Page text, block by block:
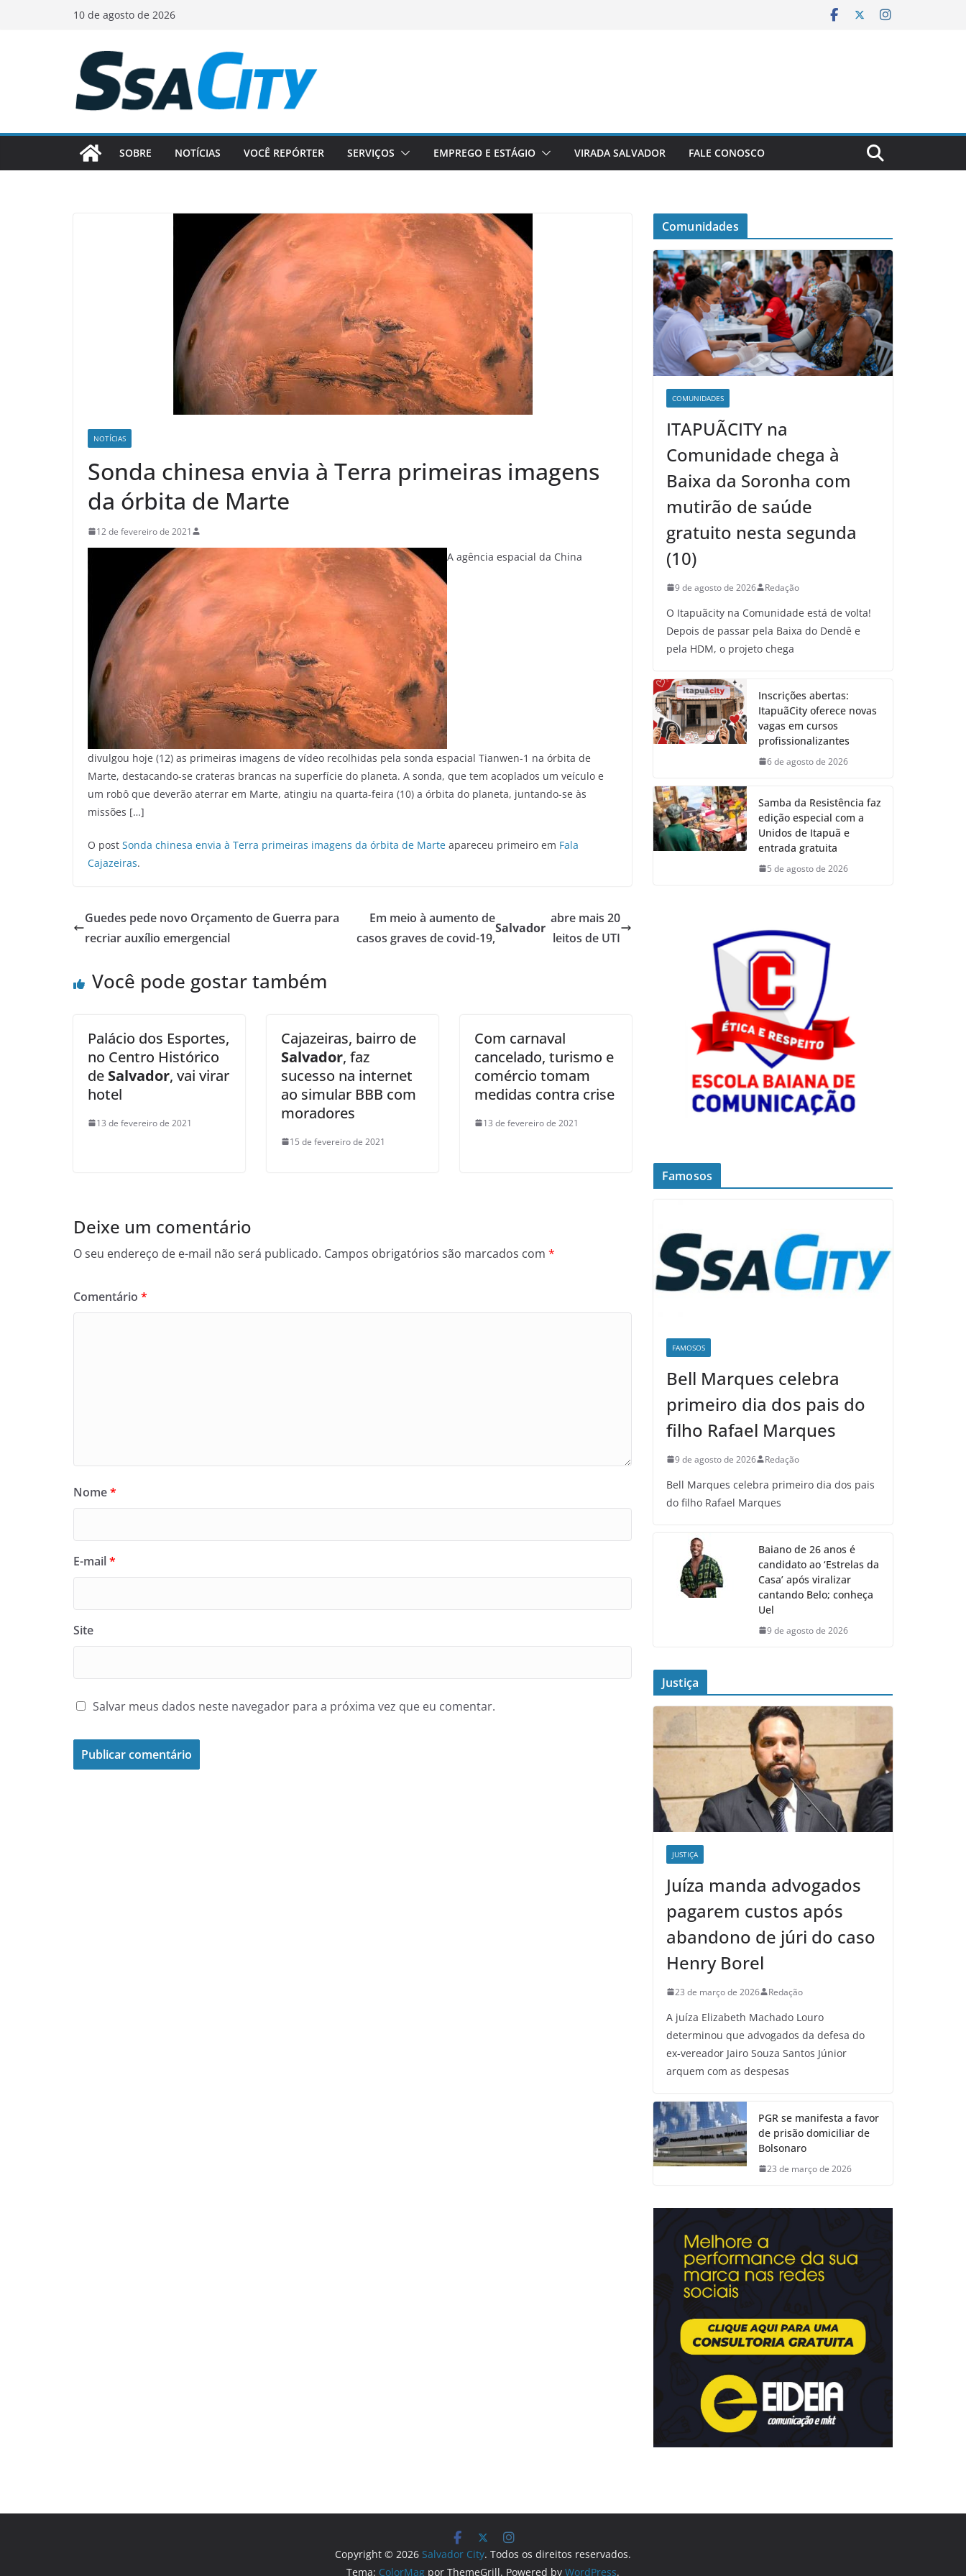
10 de agosto de 2026
SOBRE NOTÍCIAS VOCÊ REPÓRTER SERVIÇOS EMPREGO E ESTÁGIO VIRADA SALVADOR FALE CONOSCO
NOTÍCIAS
Sonda chinesa envia à Terra primeiras imagens
da órbita de Marte
12 de fevereiro de 2021
A agência espacial da China
divulgou hoje (12) as primeiras imagens de vídeo recolhidas pela sonda espacial Tianwen-1 na órbita de
Marte, destacando-se crateras brancas na superfície do planeta. A sonda, que tem acoplados um veículo e
um robô que deverão aterrar em Marte, atingiu na quarta-feira (10) a órbita do planeta, juntando-se às
missões […]
O post Sonda chinesa envia à Terra primeiras imagens da órbita de Marte apareceu primeiro em Fala
Cajazeiras.
Guedes pede novo Orçamento de Guerra para
recriar auxílio emergencial
Em meio à aumento de
casos graves de covid-19,
Salvador
abre mais 20
leitos de UTI
Você pode gostar também
Palácio dos Esportes,
no Centro Histórico
de Salvador, vai virar
hotel
13 de fevereiro de 2021
Cajazeiras, bairro de
Salvador, faz
sucesso na internet
ao simular BBB com
moradores
15 de fevereiro de 2021
Com carnaval
cancelado, turismo e
comércio tomam
medidas contra crise
13 de fevereiro de 2021
Deixe um comentário
O seu endereço de e-mail não será publicado. Campos obrigatórios são marcados com *
Comentário *
Nome*
E-mail*
Site
Salvar meus dados neste navegador para a próxima vez que eu comentar.
Comunidades
COMUNIDADES
ITAPUÃCITY na
Comunidade chega à
Baixa da Soronha com
mutirão de saúde
gratuito nesta segunda
(10)
9 de agosto de 2026 Redação
O Itapuãcity na Comunidade está de volta!
Depois de passar pela Baixa do Dendê e
pela HDM, o projeto chega
Inscrições abertas:
ItapuãCity oferece novas
vagas em cursos
profissionalizantes
6 de agosto de 2026
Samba da Resistência faz
edição especial com a
Unidos de Itapuã e
entrada gratuita
5 de agosto de 2026
Famosos
FAMOSOS
Bell Marques celebra
primeiro dia dos pais do
filho Rafael Marques
9 de agosto de 2026 Redação
Bell Marques celebra primeiro dia dos pais
do filho Rafael Marques
Baiano de 26 anos é
candidato ao ‘Estrelas da
Casa’ após viralizar
cantando Belo; conheça
Uel
9 de agosto de 2026
Justiça
JUSTIÇA
Juíza manda advogados
pagarem custos após
abandono de júri do caso
Henry Borel
23 de março de 2026 Redação
A juíza Elizabeth Machado Louro
determinou que advogados da defesa do
ex-vereador Jairo Souza Santos Júnior
arquem com as despesas
PGR se manifesta a favor
de prisão domiciliar de
Bolsonaro
23 de março de 2026
Copyright © 2026 Salvador City. Todos os direitos reservados.
Tema: ColorMag por ThemeGrill. Powered by WordPress.